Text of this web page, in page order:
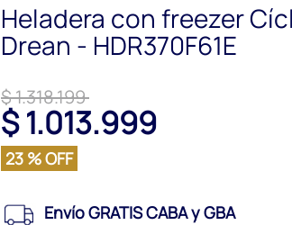
Heladera con freezer
Drean - HDR370F61E
$ 1.318.199
$ 1.013.999
23 % OFF
Envío GRATIS CABA y GBA